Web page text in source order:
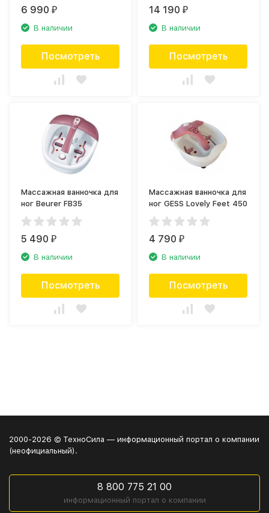
6 990₽
В наличии
Посмотреть
14 190₽
В наличии
Посмотреть
Массажная ванночка для
ног Beurer FB35
5 490₽
В наличии
Посмотреть
Массажная ванночка для
ног GESS Lovely Feet 450
4 790₽
В наличии
Посмотреть
2000-2026 © ТехноСила — информационный портал о компании
(неофициальный).
8 800 775 21 00
информационный портал о компании